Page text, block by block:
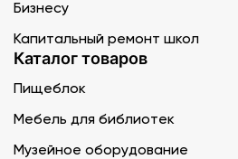
Бизнесу
Капитальный ремонт школ
Каталог товаров
Пищеблок
Мебель для библиотек
Музейное оборудование